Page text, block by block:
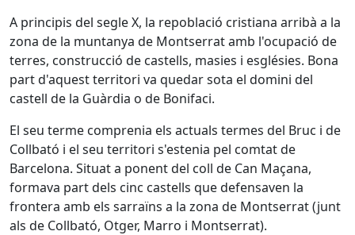
A principis del segle X, la repoblació cristiana arribà a la
zona de la muntanya de Montserrat amb l'ocupació de
terres, construcció de castells, masies i esglésies. Bona
part d'aquest territori va quedar sota el domini del
castell de la Guàrdia o de Bonifaci.
El seu terme comprenia els actuals termes del Bruc i de
Collbató i el seu territori s'estenia pel comtat de
Barcelona. Situat a ponent del coll de Can Maçana,
formava part dels cinc castells que defensaven la
frontera amb els sarraïns a la zona de Montserrat (junt
als de Collbató, Otger, Marro i Montserrat).